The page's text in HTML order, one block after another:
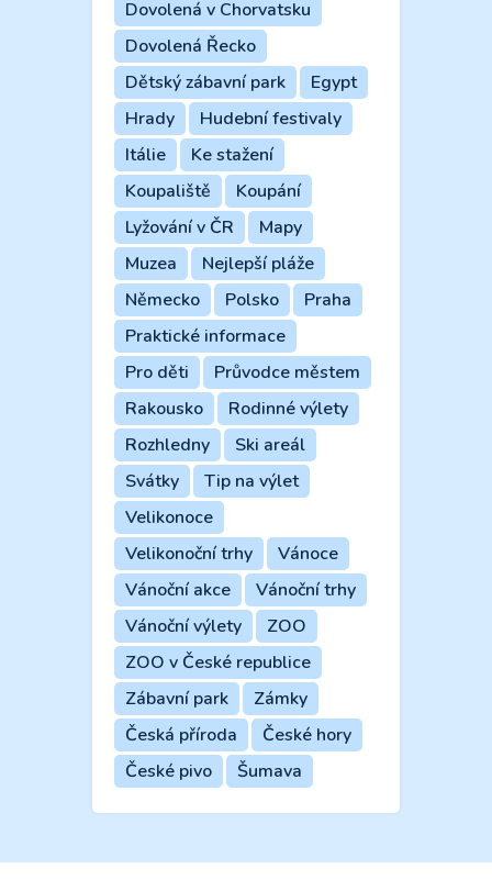
Dovolená v Chorvatsku
Dovolená Řecko
Dětský zábavní park
Egypt
Hrady
Hudební festivaly
Itálie
Ke stažení
Koupaliště
Koupání
Lyžování v ČR
Mapy
Muzea
Nejlepší pláže
Německo
Polsko
Praha
Praktické informace
Pro děti
Průvodce městem
Rakousko
Rodinné výlety
Rozhledny
Ski areál
Svátky
Tip na výlet
Velikonoce
Velikonoční trhy
Vánoce
Vánoční akce
Vánoční trhy
Vánoční výlety
ZOO
ZOO v České republice
Zábavní park
Zámky
Česká příroda
České hory
České pivo
Šumava